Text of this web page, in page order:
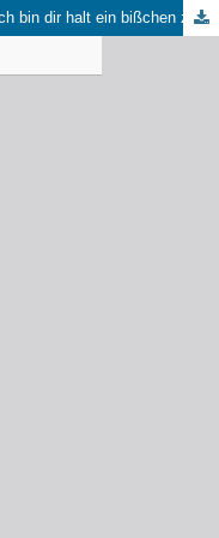
Hannah Arendt und Dolf Sternberger, “Ich bin dir halt ein bißchen zu revolutionär“. Briefwechsel 1945 bis 1975, hrsg. von Udo Bermbach, Berlin: Rowohlt – Berlin Verlag, 2019, 477 Seiten.